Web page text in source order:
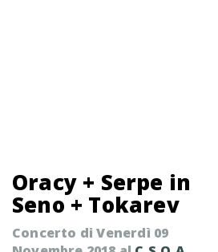
Oracy + Serpe in
Seno + Tokarev
Concerto di Venerdì 09